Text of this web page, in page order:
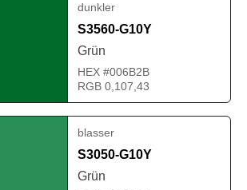
dunkler
S3560-G10Y
Grün
HEX #006B2B
RGB 0,107,43
blasser
S3050-G10Y
Grün